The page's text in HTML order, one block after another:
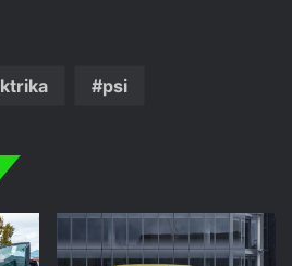
psi